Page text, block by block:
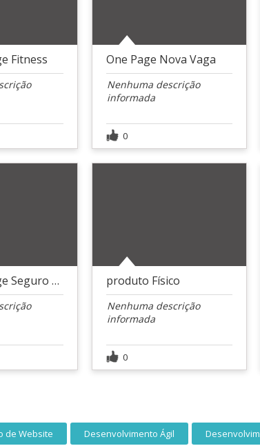
Fitness One Page Nova Vaga
Nenhuma descrição
informada
0
Landing Page Seguro bradesco produto Físico
Nenhuma descrição
informada
0
de Website Desenvolvimento Ágil